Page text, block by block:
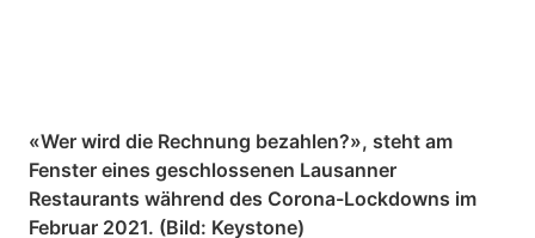
«Wer wird die Rechnung bezahlen?», steht am
Fenster eines geschlossenen Lausanner
Restaurants während des Corona-Lockdowns im
Februar 2021. (Bild: Keystone)